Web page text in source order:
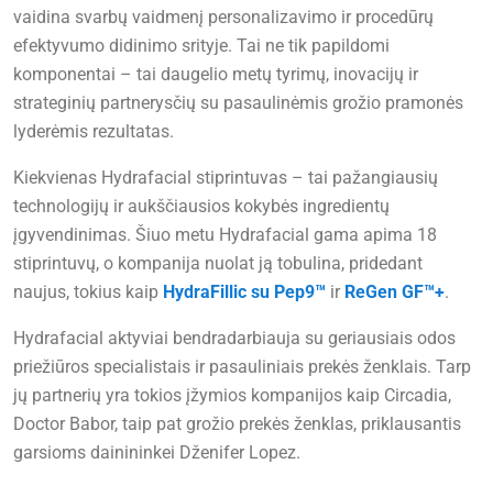
vaidina svarbų vaidmenį personalizavimo ir procedūrų
efektyvumo didinimo srityje. Tai ne tik papildomi
komponentai – tai daugelio metų tyrimų, inovacijų ir
strateginių partnerysčių su pasaulinėmis grožio pramonės
lyderėmis rezultatas.
Kiekvienas Hydrafacial stiprintuvas – tai pažangiausių
technologijų ir aukščiausios kokybės ingredientų
įgyvendinimas. Šiuo metu Hydrafacial gama apima 18
stiprintuvų, o kompanija nuolat ją tobulina, pridedant
naujus, tokius kaip HydraFillic su Pep9™ ir ReGen GF™+.
Hydrafacial aktyviai bendradarbiauja su geriausiais odos
priežiūros specialistais ir pasauliniais prekės ženklais. Tarp
jų partnerių yra tokios įžymios kompanijos kaip Circadia,
Doctor Babor, taip pat grožio prekės ženklas, priklausantis
garsioms dainininkei Dženifer Lopez.